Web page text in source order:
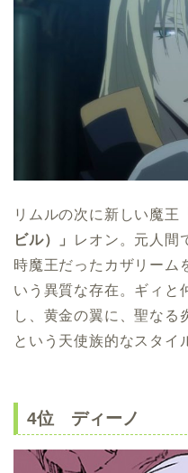
リムルの次に新しい魔王
ビル）」
レオン。元人間
時魔王だったカザリーム
いう異質な存在。ギィと
し、黄金の翼に、聖なる
という天使族的なスタイ
4位 ディーノ